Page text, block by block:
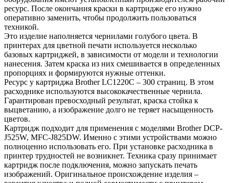
ресурс. После окончания краски в картридже его нужно
оперативно заменить, чтобы продолжить пользоваться
техникой.
Это изделие наполняется чернилами голубого цвета. В
принтерах для цветной печати используется несколько
базовых картриджей, в зависимости от модели и технологии
нанесения. Затем краска из них смешивается в определенных
пропорциях и формируются нужные оттенки.
Ресурс у картриджа Brother LC1220C – 300 страниц. В этом
расходнике используются высококачественные чернила.
Гарантирован превосходный результат, краска стойка к
выцветанию, а изображение долго не теряет насыщенность
цветов.
Картридж подходит для применения с моделями Brother DCP-
J525W, MFC-J825DW. Именно с этими устройствами можно
полноценно использовать его. При установке расходника в
принтер трудностей не возникнет. Техника сразу принимает
картридж после подключения, можно запускать печать
изображений. Оригинальное происхождение изделия –